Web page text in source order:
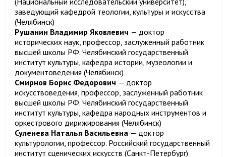
заведующий кафедрой теологии, культуры и искусства
(Челябинск)
Рушанин Владимир Яковлевич — доктор
исторических наук, профессор, заслуженный работник
высшей школы РФ. Челябинский государственный
институт культуры, кафедра истории, музеологии и
документоведения (Челябинск)
Смирнов Борис Федорович — доктор
искусствоведения, профессор, заслуженный работник
высшей школы РФ. Челябинский государственный
институт культуры, кафедра народных инструментов и
оркестрового дирижирования (Челябинск)
Суленева Наталья Васильевна — доктор
культурологии, профессор. Российский государственный
институт сценических искусств (Санкт-Петербург)